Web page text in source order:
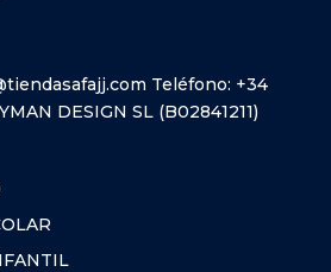
Teléfono: +34
DESIGN SL (B02841211)